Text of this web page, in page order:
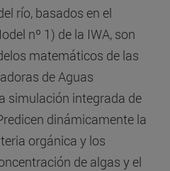
río, basados en el
nº 1) de la IWA, son
matemáticos de las
de Aguas
simulación integrada de
dinámicamente la
orgánica y los
de algas y el